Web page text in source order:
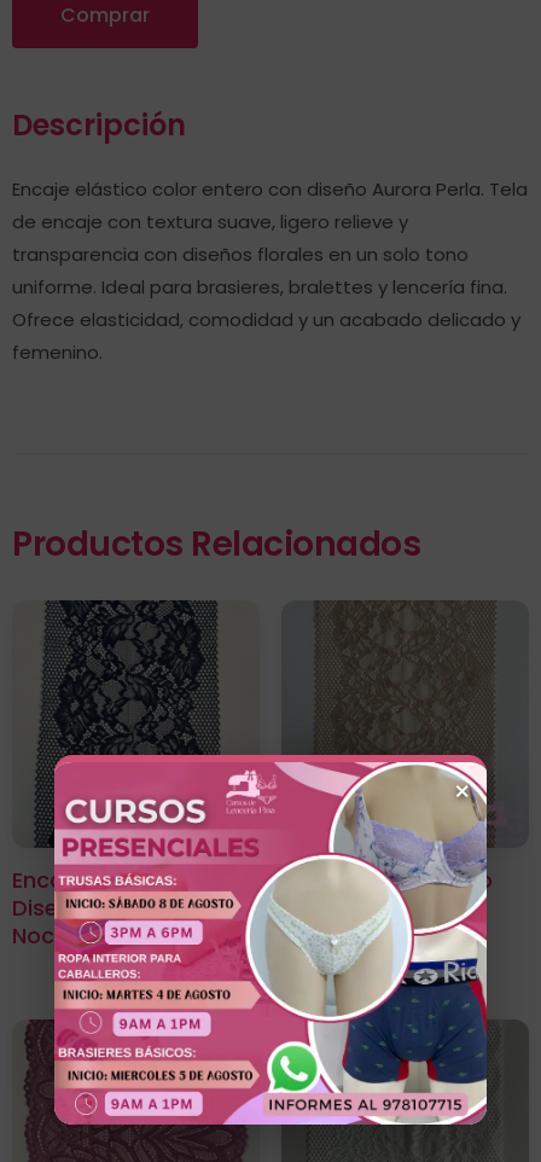
Comprar
Descripción
Encaje elástico color entero con diseño Aurora Perla. Tela
de encaje con textura suave, ligero relieve y
transparencia con diseños florales en un solo tono
uniforme. Ideal para brasieres, bralettes y lencería fina.
Ofrece elasticidad, comodidad y un acabado delicado y
femenino.
Productos Relacionados
Encaje Color Entero
Diseño Emira Azul
Noche
Encaje Color Entero
Diseño Emira Beige
×